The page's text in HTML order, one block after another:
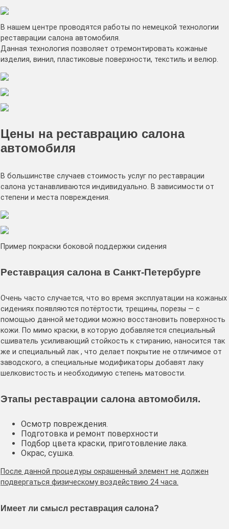
В нашем центре проводятся работы по немецкой технологии
реставрации салона автомобиля.
Данная технология позволяет отремонтировать кожаные
изделия, винил, пластиковые поверхности, текстиль и велюр.
Цены на реставрацию салона
автомобиля
В большинстве случаев стоимость услуг по реставрации
салона устанавливаются индивидуально. В зависимости от
степени и места повреждения.
Пример покраски боковой поддержки сидения
Реставрация салона в Санкт-Петербурге
Очень часто случается, что во время эксплуатации на кожаных
сидениях появляются потёртости, трещины, порезы — с
помощью данной методики можно восстановить поверхность
кожи. По мимо краски, в которую добавляется специальный
сшиватель усиливающий стойкость к стиранию, наносится так
же и специальный лак , что делает покрытие не отличимое от
заводского, а специальные модификаторы добавят лаку
шелковистость и необходимую степень матовости.
Этапы реставрации салона автомобиля.
Осмотр повреждения.
Подготовка и ремонт поверхности
Подбор цвета краски, приготовление лака.
Окрас, сушка.
После данной процедуры окрашенный элемент не должен
подвергаться физическому воздействию 24 часа.
Имеет ли смысл реставрация салона?